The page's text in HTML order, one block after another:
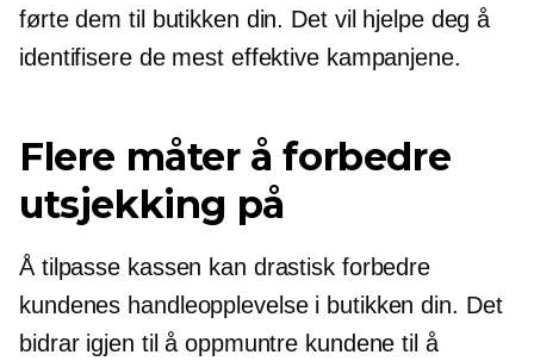
førte dem til butikken din. Det vil hjelpe deg å
identifisere de mest effektive kampanjene.
Flere måter å forbedre
utsjekking på
Å tilpasse kassen kan drastisk forbedre
kundenes handleopplevelse i butikken din. Det
bidrar igjen til å oppmuntre kundene til å